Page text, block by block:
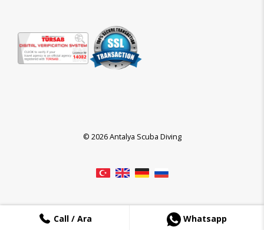
Call / Ara Whatsapp
© 2026 Antalya Scuba Diving